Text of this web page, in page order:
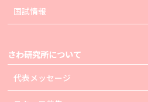
国試情報
さわ研究所について
代表メッセージ